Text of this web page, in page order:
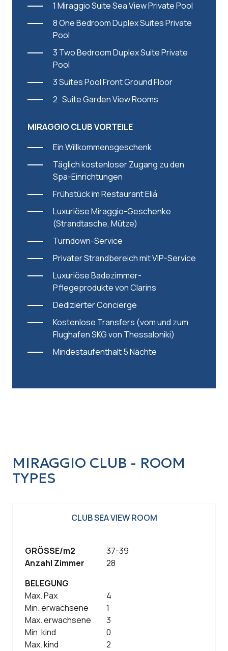
1 Miraggio Suite Sea View Private Pool
8 One Bedroom Duplex Suites Private
Pool
3 Two Bedroom Duplex Suite Private
Pool
3 Suites Pool Front Ground Floor
2 Suite Garden View Rooms
MIRAGGIO CLUB VORTEILE
Ein Willkommensgeschenk
Täglich kostenloser Zugang zu den
Spa-Einrichtungen
Frühstück im Restaurant Eliá
Luxuriöse Miraggio-Geschenke
(Strandtasche, Mütze)
Turndown-Service
Privater Strandbereich mit VIP-Service
Luxuriöse Badezimmer-
Pflegeprodukte von Clarins
Dedizierter Concierge
Kostenlose Transfers (vom und zum
Flughafen SKG von Thessaloniki)
Mindestaufenthalt 5 Nächte
MIRAGGIO CLUB - ROOM
TYPES
CLUB SEA VIEW ROOM
GRÖSSE/m2
37-39
Anzahl Zimmer
28
BELEGUNG
Max. Pax
4
Min. erwachsene
1
Max. erwachsene
3
Min. kind
0
Max. kind
2